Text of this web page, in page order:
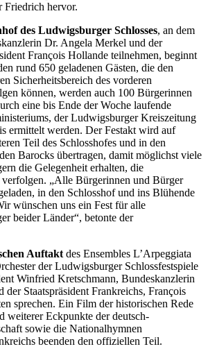
Friedrich hervor.
des Ludwigsburger Schlosses, an dem
Dr. Angela Merkel und der
François Hollande teilnehmen, beginnt
rund 650 geladenen Gästen, die den
Sicherheitsbereich des vorderen
können, werden auch 100 Bürgerinnen
eine bis Ende der Woche laufende
der Ludwigsburger Kreiszeitung
ermittelt werden. Der Festakt wird auf
Teil des Schlosshofes und in den
Barocks übertragen, damit möglichst viele
die Gelegenheit erhalten, die
„Alle Bürgerinnen und Bürger
in den Schlosshof und ins Blühende
wünschen uns ein Fest für alle
beider Länder“, betonte der
Auftaktdes Ensembles L’Arpeggiata
der Ludwigsburger Schlossfestspiele
Winfried Kretschmann, Bundeskanzlerin
Staatspräsident Frankreichs, François
sprechen. Ein Film der historischen Rede
weiterer Eckpunkte der deutsch-
sowie die Nationalhymnen
beenden den offiziellen Teil.